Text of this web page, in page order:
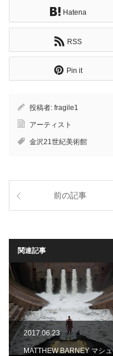
Hatena
RSS
Pin it
投稿者: fragile1
アーティスト
金沢21世紀美術館
前の記事
関連記事
2017.06.23
MATTHEW BARNEY マシュ